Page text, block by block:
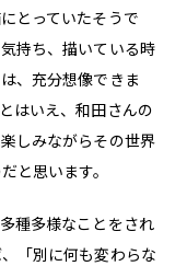
とっていたそうで
持ち、描いている時
、充分想像できま
はいえ、和田さんの
しみながらその世界
と思います。
種多様なことをされ
「別に何も変わらな